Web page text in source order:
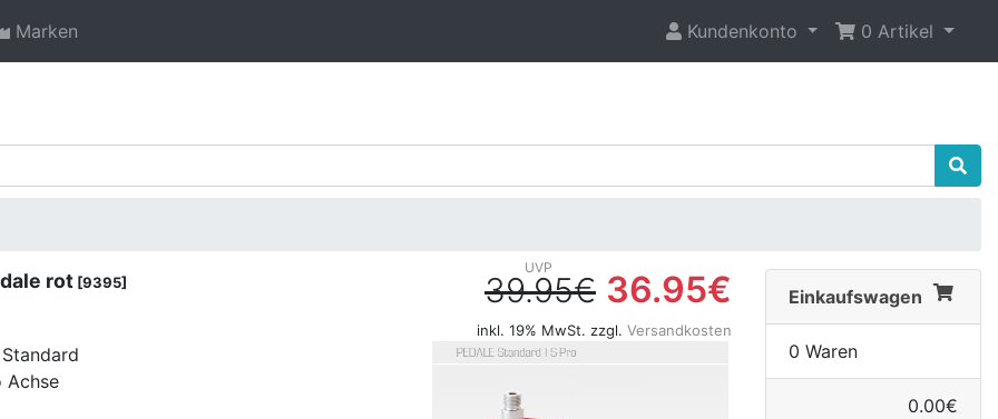
Marken Kundenkonto 0 Artikel
rot [9395] 39.95€ 36.95€
inkl. 19% MwSt. zzgl. Versandkosten
Achse
Einkaufswagen
0 Waren
0.00€